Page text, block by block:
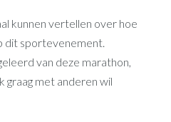
kunnen vertellen over hoe
dit sportevenement.
van deze marathon,
graag met anderen wil